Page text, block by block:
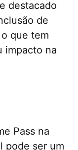
destacado
de
que tem
impacto na
Pass na
pode ser um